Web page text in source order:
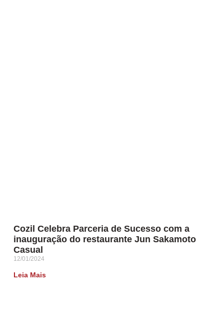
Cozil Celebra Parceria de Sucesso com a
inauguração do restaurante Jun Sakamoto
Casual
12/01/2024
Leia Mais